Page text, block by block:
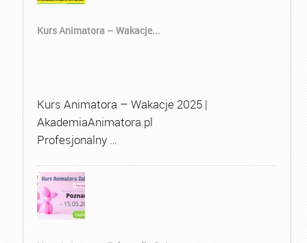
Kurs Animatora – Wakacje...
Kurs Animatora – Wakacje 2025 |
AkademiaAnimatora.pl
Profesjonalny …